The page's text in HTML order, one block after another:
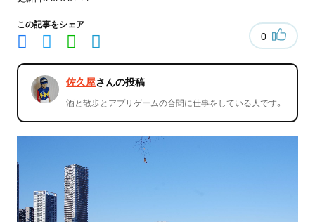
この記事をシェア
0
佐久屋さんの投稿
酒と散歩とアプリゲームの合間に仕事をしている人です。